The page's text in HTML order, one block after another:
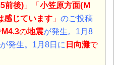
前後) 」「 小笠原方面(Ｍ
感じています 」 のご投稿
M4.3の地震が発生。 1月8
が発生。1月8日に 日向灘で